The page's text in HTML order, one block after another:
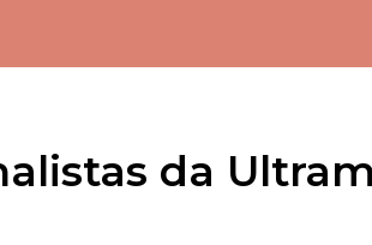
da